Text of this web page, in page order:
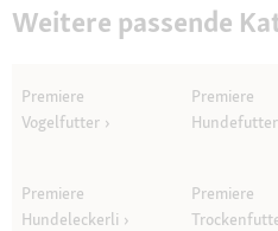
Weitere passende
Premiere
Vogelfutter
Premiere
Hundefutter
Premiere
Hundeleckerli
Premiere